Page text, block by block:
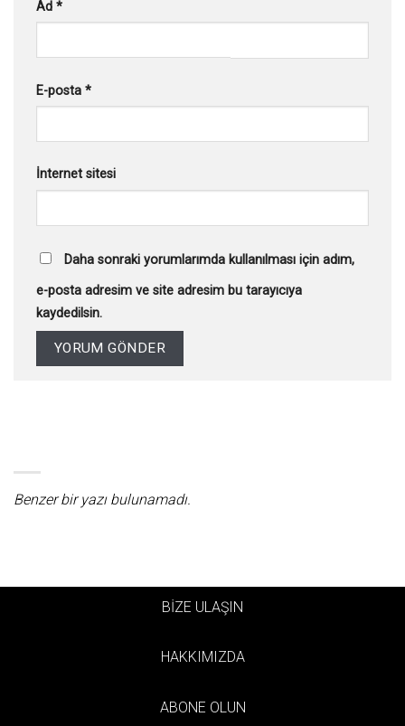
Ad *
E-posta *
İnternet sitesi
Daha sonraki yorumlarımda kullanılması için adım,
e-posta adresim ve site adresim bu tarayıcıya
kaydedilsin.
Benzer bir yazı bulunamadı.
BİZE ULAŞIN
HAKKIMIZDA
ABONE OLUN